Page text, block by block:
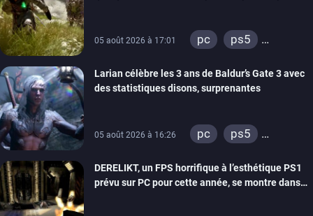
05 août 2026 à 17:01 pc
ps5
Larian célèbre les 3 ans de Baldur’s Gate 3 avec
des statistiques disons, surprenantes
05 août 2026 à 16:26 pc
ps5
DERELIKT, un FPS horrifique à l’esthétique PS1
prévu sur PC pour cette année, se montre dans